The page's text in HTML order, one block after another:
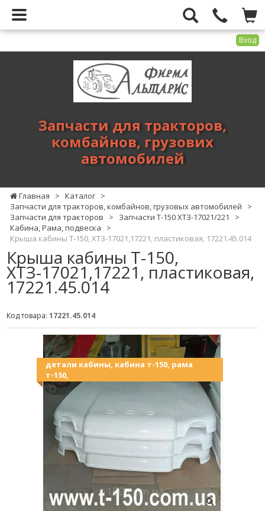
Вход
тракторов,
комбайнов,
Запчасти для тракторов,
комбайнов, грузових
автомобилей
Главная > Каталог >
Запчасти для тракторов, комбайнов, грузовых автомобилей
>
Запчасти для тракторов
> Запчасти Т-150 ХТЗ-17021/221
>
Кабина, Рама, подвеска
>
Крыша кабины Т-150, ХТЗ-17021,17221, пластиковая, 17221.45.014
Крыша кабины Т-150,
ХТЗ-17021,17221, пластиковая,
17221.45.014
Код товара: 17221.45.014
детали кабины, кабина т-150, рама
т-150,